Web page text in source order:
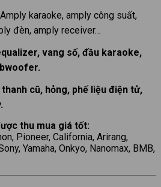
karaoke, amply công suất,
đèn, amply receiver…
vang số, đầu karaoke,
cũ, hỏng, phế liệu điện tử,
thu mua giá tốt:
Pioneer, California, Arirang,
Yamaha, Onkyo, Nanomax, BMB,